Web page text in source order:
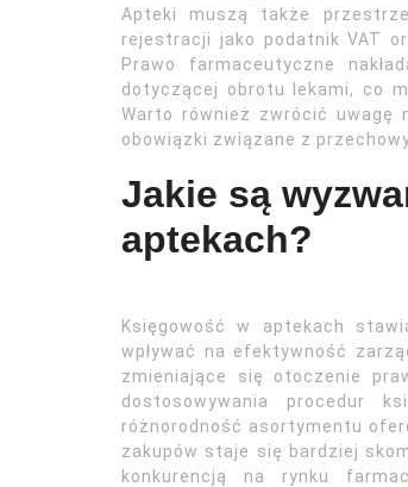
Apteki muszą także
rejestracji jako podatnik VAT
Prawo farmaceutyczne
dotyczącej obrotu lekami, co
Warto również zwrócić uwagę
obowiązki związane z
Jakie są
aptekach?
Księgowość w aptekach
wpływać na efektywność
zmieniające się otoczenie
dostosowywania procedur
różnorodność asortymentu
zakupów staje się bardziej
konkurencją na rynku